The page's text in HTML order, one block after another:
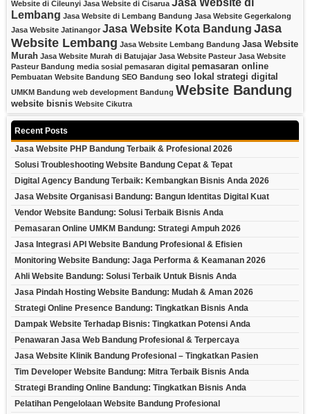
Website di Cileunyi Jasa Website di Cisarua Jasa Website di
Lembang Jasa Website di Lembang Bandung Jasa Website Gegerkalong
Jasa Website Jatinangor Jasa Website Kota Bandung Jasa
Website Lembang Jasa Website Lembang Bandung Jasa Website
Murah Jasa Website Murah di Batujajar Jasa Website Pasteur Jasa Website
Pasteur Bandung media sosial pemasaran digital pemasaran online
Pembuatan Website Bandung SEO Bandung seo lokal strategi digital
UMKM Bandung web development Bandung Website Bandung
website bisnis Website Cikutra
Recent Posts
Jasa Website PHP Bandung Terbaik & Profesional 2026
Solusi Troubleshooting Website Bandung Cepat & Tepat
Digital Agency Bandung Terbaik: Kembangkan Bisnis Anda 2026
Jasa Website Organisasi Bandung: Bangun Identitas Digital Kuat
Vendor Website Bandung: Solusi Terbaik Bisnis Anda
Pemasaran Online UMKM Bandung: Strategi Ampuh 2026
Jasa Integrasi API Website Bandung Profesional & Efisien
Monitoring Website Bandung: Jaga Performa & Keamanan 2026
Ahli Website Bandung: Solusi Terbaik Untuk Bisnis Anda
Jasa Pindah Hosting Website Bandung: Mudah & Aman 2026
Strategi Online Presence Bandung: Tingkatkan Bisnis Anda
Dampak Website Terhadap Bisnis: Tingkatkan Potensi Anda
Penawaran Jasa Web Bandung Profesional & Terpercaya
Jasa Website Klinik Bandung Profesional – Tingkatkan Pasien
Tim Developer Website Bandung: Mitra Terbaik Bisnis Anda
Strategi Branding Online Bandung: Tingkatkan Bisnis Anda
Pelatihan Pengelolaan Website Bandung Profesional